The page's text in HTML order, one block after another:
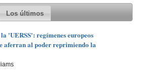
Los últimos
'UERSS': regímenes europeos
aferran al poder reprimiendo la